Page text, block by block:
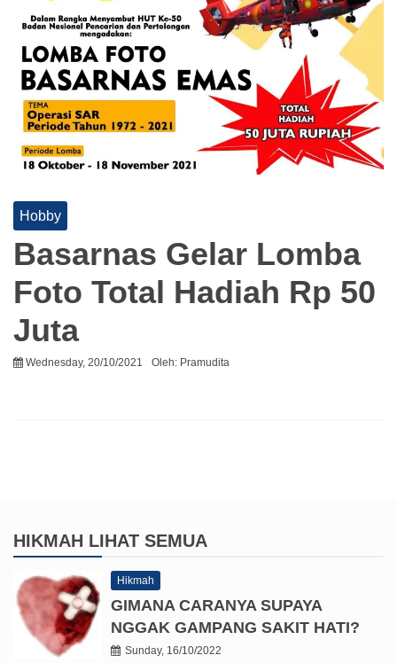
Hobby
Basarnas Gelar Lomba
Foto Total Hadiah Rp 50
Juta
Wednesday, 20/10/2021 Oleh: Pramudita
HIKMAH LIHAT SEMUA
Hikmah
GIMANA CARANYA SUPAYA
NGGAK GAMPANG SAKIT HATI?
Sunday, 16/10/2022